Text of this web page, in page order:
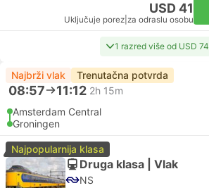
USD 41
Uključuje porez za odraslu osobu
1 razred više od USD 74
Najbrži vlak Trenutačna potvrda
08:57 11:12 2h 15m
Amsterdam Central
Groningen
Najpopularnija klasa
Druga klasa | Vlak
NS